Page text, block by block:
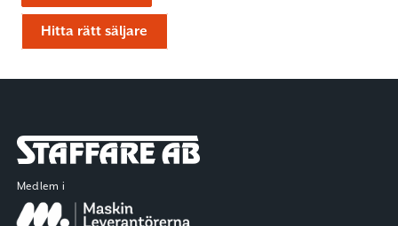
Hitta rätt säljare
Staffare AB
Medlem i